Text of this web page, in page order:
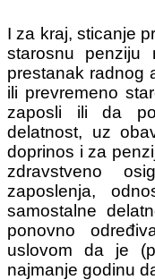
I za kraj, sticanje
starosnu penziju
prestanak radnog
ili prevremeno
zaposli ili da
delatnost, uz
doprinos i za
zdravstveno
zaposlenja,
samostalne
ponovno
uslovom da je
najmanje godinu